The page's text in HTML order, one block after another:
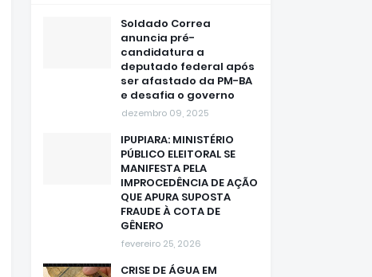
Soldado Correa
anuncia pré-
candidatura a
deputado federal após
ser afastado da PM-BA
e desafia o governo
dezembro 09, 2025
IPUPIARA: MINISTÉRIO
PÚBLICO ELEITORAL SE
MANIFESTA PELA
IMPROCEDÊNCIA DE AÇÃO
QUE APURA SUPOSTA
FRAUDE À COTA DE
GÊNERO
fevereiro 25, 2026
CRISE DE ÁGUA EM